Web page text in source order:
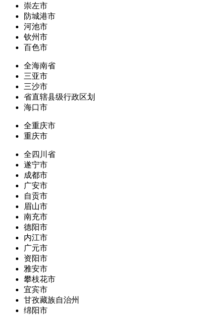
崇左市
防城港市
河池市
钦州市
百色市
全海南省
三亚市
三沙市
省直辖县级行政区划
海口市
全重庆市
重庆市
全四川省
遂宁市
成都市
广安市
自贡市
眉山市
南充市
德阳市
内江市
广元市
资阳市
雅安市
攀枝花市
宜宾市
甘孜藏族自治州
绵阳市